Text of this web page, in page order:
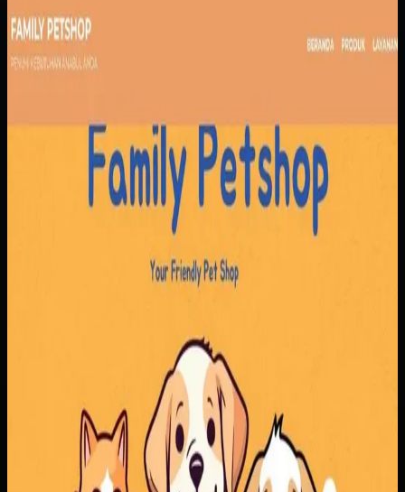
Family Petshop
Family Petshop
Pendapatan dari penjualan produk dan layanan tercatat
terpisah, sementara reservasi dan jadwal klinik masih rawan
bentrok. Tanpa sistem yang menyatukan pemesanan,
pembayaran, dan antrian, operasional menjadi berat di sisi
admin maupun pelanggan.
Kami membangun alur pemesanan yang menyatukan
produk dan reservasi layanan, lengkap dengan jadwal,
rapi, sementara pelanggan mendapatkan proses
pemesanan yang lebih jelas.